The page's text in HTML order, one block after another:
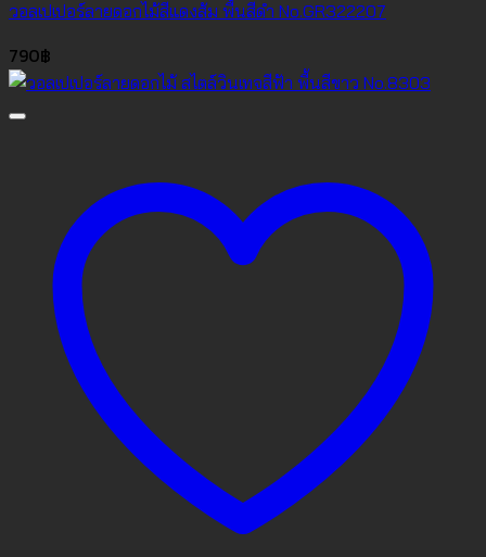
วอลเปเปอร์ลายดอกไม้สีแดงส้ม พื้นสีดำ No.GR322207
790฿